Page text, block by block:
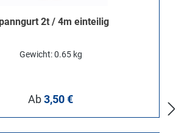
2t / 4m einteilig
Gewicht: 0.65 kg
Regulärer Preis:
Ab3,50 €